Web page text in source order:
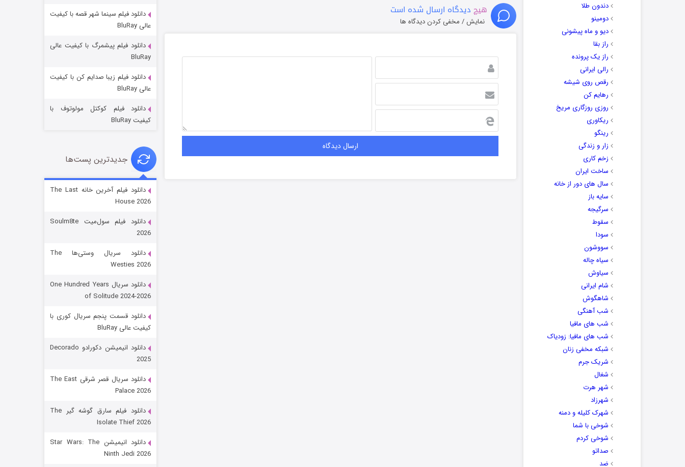
دندون طلا
دومینو
دیو و ماه پیشونی
راز بقا
راز یک پرونده
رالی ایرانی
رقص روی شیشه
رهایم کن
روزی روزگاری مریخ
ریکاوری
رینگو
زار و زندگی
زخم کاری
ساخت ایران
سال های دور از خانه
سایه باز
سرگیجه
سقوط
سودا
سووشون
سیاه چاله
سیاوش
شام ایرانی
شاهگوش
شب آهنگی
شب های مافیا
شب های مافیا: زودیاک
شبکه مخفی زنان
شریک جرم
شغال
شهر هرت
شهرزاد
شهرک کلیله و دمنه
شوخی با شما
شوخی کردم
صداتو
ضد
هیچ دیدگاه ارسال شده است
نمایش / مخفی کردن دیدگاه ها
خاندان اژدها فصل ۳
قسمت
باب اسفنجی فصل ۱۷
قسمت
دانلود فیلم سینما شهر قصه با کیفیت
عالی BluRay
دانلود فیلم پیشمرگ با کیفیت عالی
BluRay
دانلود فیلم زیبا صدایم کن با کیفیت
عالی BluRay
دانلود فیلم کوکتل مولوتوف با
کیفیت BluRay
جدیدترین پست‌ها
دانلود فیلم آخرین خانه The Last
House 2026
دانلود فیلم سول‌میت Soulm8te
2026
دانلود سریال وستی‌ها The
Westies 2026
دانلود سریال One Hundred Years
of Solitude 2024-2026
دانلود قسمت پنجم سریال کوری با
کیفیت عالی BluRay
دانلود انیمیشن دکورادو Decorado
2025
دانلود سریال قصر شرقی The East
Palace 2026
دانلود فیلم سارق گوشه گیر The
Isolate Thief 2026
دانلود انیمیشن Star Wars: The
Ninth Jedi 2026